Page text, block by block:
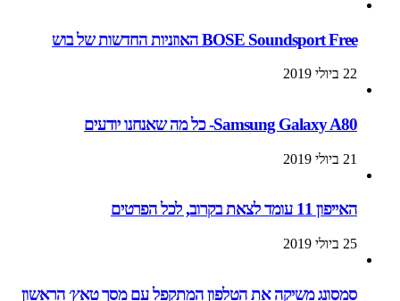
BOSE Soundsport Free האוזניות החדשות של בוש
22 ביולי 2019
Samsung Galaxy A80- כל מה שאנחנו יודעים
21 ביולי 2019
האייפון 11 עומד לצאת בקרוב, לכל הפרטים
25 ביולי 2019
סמסונג משיקה את הטלפון המתקפל עם מסך טאץ׳ הראשון